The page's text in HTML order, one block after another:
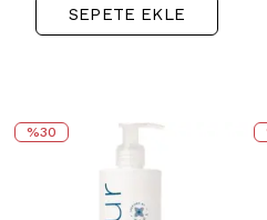
SEPETE EKLE
%30